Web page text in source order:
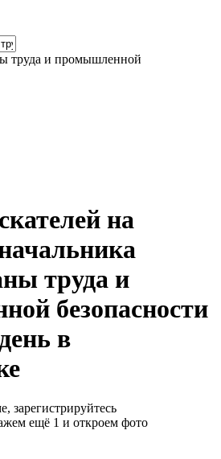
труда и промышленной
на
труда и
безопасности
в
зарегистрируйтесь
ещё 1 и откроем фото